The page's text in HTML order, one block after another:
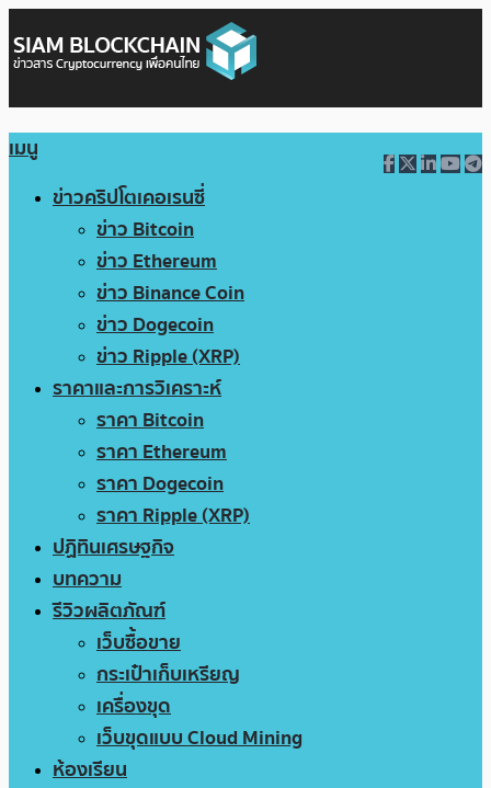
เมนู
ข่าวคริปโตเคอเรนซี่
ข่าว Bitcoin
ข่าว Ethereum
ข่าว Binance Coin
ข่าว Dogecoin
ข่าว Ripple (XRP)
ราคาและการวิเคราะห์
ราคา Bitcoin
ราคา Ethereum
ราคา Dogecoin
ราคา Ripple (XRP)
ปฏิทินเศรษฐกิจ
บทความ
รีวิวผลิตภัณฑ์
เว็บซื้อขาย
กระเป๋าเก็บเหรียญ
เครื่องขุด
เว็บขุดแบบ Cloud Mining
ห้องเรียน